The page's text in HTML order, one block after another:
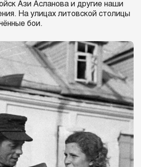
Ази Асланова и другие наши
На улицах литовской столицы
бои.